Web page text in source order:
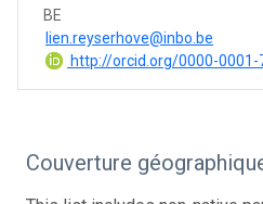
BE
lien.reyserhove@inbo.be
http://orcid.org/0000-0001-
Couverture